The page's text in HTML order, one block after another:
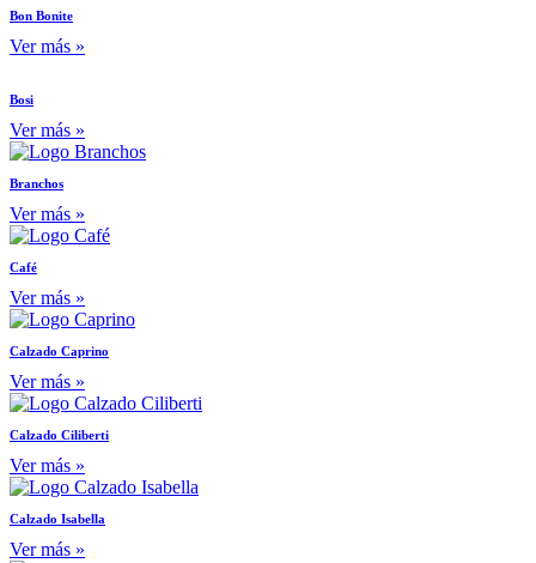
Bon Bonite
Ver más »
Bosi
Ver más »
Branchos
Ver más »
Café
Ver más »
Calzado Caprino
Ver más »
Calzado Ciliberti
Ver más »
Calzado Isabella
Ver más »